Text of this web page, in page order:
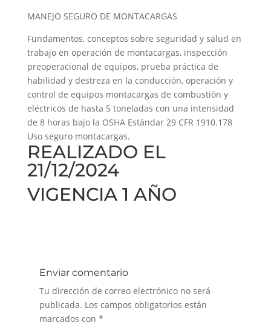
MANEJO SEGURO DE MONTACARGAS
Fundamentos, conceptos sobre seguridad y salud en
trabajo en operación de montacargas, inspección
preoperacional de equipos, prueba práctica de
habilidad y destreza en la conducción, operación y
control de equipos montacargas de combustión y
eléctricos de hasta 5 toneladas con una intensidad
de 8 horas bajo la OSHA Estándar 29 CFR 1910.178
Uso seguro montacargas.
REALIZADO EL
21/12/2024
VIGENCIA 1 AÑO
Enviar comentario
Tu dirección de correo electrónico no será
publicada. Los campos obligatorios están
marcados con *